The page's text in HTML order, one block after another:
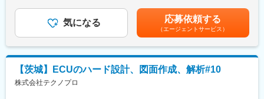
評価のポイントがわかりやすく、明確な目標を持ってスキルアッ
プ・昇給昇格を目指せます。
■当社について：
当社は航空宇宙、自動車、電気電子通信、IT情報、エネルギー分
野などの業界約300社の大手メーカーに技術を提供。
まだ世に出ていない新製品の開発など様々なプロジェクトに参画
し、創業から60年日本のモノづくりを支え続けています。
経験に応じて下記業務担当頂きます。
・熱や素材などの解析条件を検討・設定し、原子力プラントの配
管応力解析
・問題が発生した際には原因分析や解決策の提案
古い配管は配管図からモデルを起こし、新しいものは設計時に
CADで作成されたモデルを流用して解析
・地震などの異常事態を想定した解析も実施していただき、最新
可能性があります。月給(月額)は固定手当を含めた表記です。
気になる 応募依頼する
（エージェントサービス）
【茨城】ECUのハード設計、図面作成、解析#10
株式会社テクノプロ